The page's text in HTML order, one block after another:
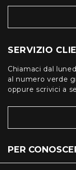
SERVIZIO
Chiamaci dal
al numero verde
oppure scrivici a
PER